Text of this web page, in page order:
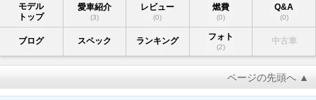
モデル
トップ
愛車紹介
(3)
レビュー
(0)
燃費
(0)
Q&A
(0)
ブログ スペック ランキング フォト
(2)
中古車
ページの先頭へ ▲